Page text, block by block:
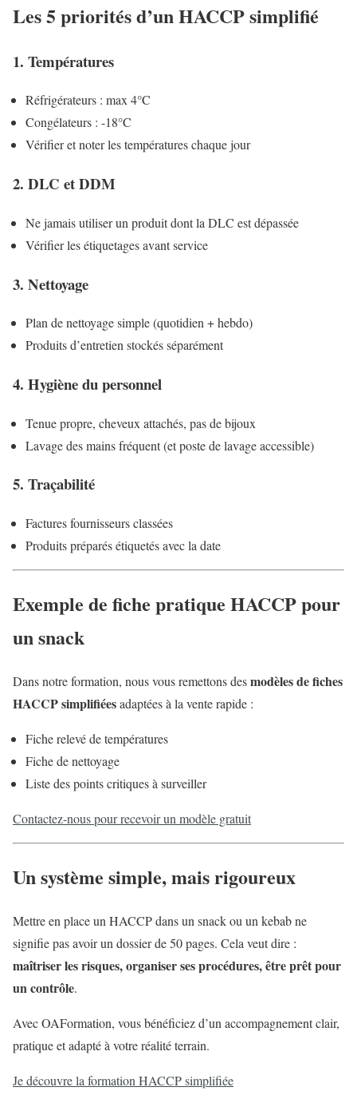
Les 5 priorités d’un HACCP simplifié
1. Températures
Réfrigérateurs : max 4°C
Congélateurs : -18°C
Vérifier et noter les températures chaque jour
2. DLC et DDM
Ne jamais utiliser un produit dont la DLC est dépassée
Vérifier les étiquetages avant service
3. Nettoyage
Plan de nettoyage simple (quotidien + hebdo)
Produits d’entretien stockés séparément
4. Hygiène du personnel
Tenue propre, cheveux attachés, pas de bijoux
Lavage des mains fréquent (et poste de lavage accessible)
5. Traçabilité
Factures fournisseurs classées
Produits préparés étiquetés avec la date
Exemple de fiche pratique HACCP pour
un snack
Dans notre formation, nous vous remettons desmodèles de fiches
HACCP simplifiéesadaptées à la vente rapide :
Fiche relevé de températures
Fiche de nettoyage
Liste des points critiques à surveiller
Contactez-nous pour recevoir un modèle gratuit
Un système simple, mais rigoureux
Mettre en place un HACCP dans un snack ou un kebab ne
signifie pas avoir un dossier de 50 pages. Cela veut dire :
maîtriser les risques, organiser ses procédures, être prêt pour
un contrôle.
Avec OAFormation, vous bénéficiez d’un accompagnement clair,
pratique et adapté à votre réalité terrain.
Je découvre la formation HACCP simplifiée